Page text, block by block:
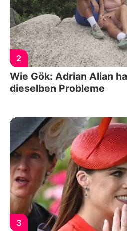
2
Wie Gök: Adrian Alian
dieselben Probleme
3